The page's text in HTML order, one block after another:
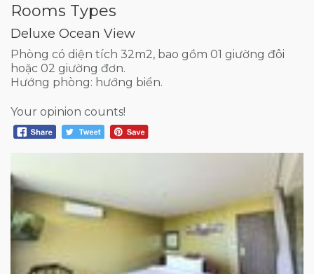
Rooms Types
Deluxe Ocean View
Phòng có diện tích 32m2, bao gồm 01 giường đôi
hoặc 02 giường đơn.
Hướng phòng: hướng biển.
Your opinion counts!